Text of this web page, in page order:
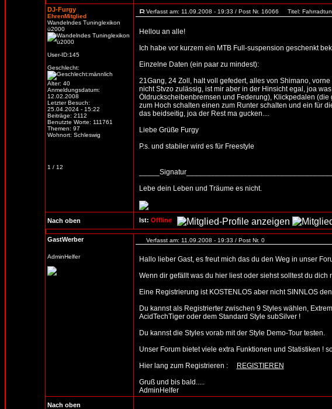
DJ-Furgy
EhrenMitglied
Wandelndes Tuninglexikon
ü2000
User-ID:145
Geschlecht:
Alter: 40
Anmeldungsdatum:
12.02.2008
Letzter Besuch:
25.04.2024 - 15:22
Beiträge: 2112
Benutzte Worte: 111761
Themen: 97
Wohnort: Schleswig
1 / 12
Verfasst am: 11.09.2008 - 19:33 / Post Nr. 16066 Titel:
Hellou an alle!
Ich habe vor kurzem ein MTB Full-suspension geschenkt
Einzelne Daten (ein paar zu mindest):
21Gang, 24 Zoll, halt voll gefedert, alles von Shimano,
nicht Stvzo zulässig, ist mir aber in der Hinsicht egal, joa
Öldruckscheibenbremsen und Federung), Klickpedalen
zum Hoch schalten einen zum Runter schalten und ein für
das beidseitig, joa der Rest ma gucken....
Liebe Grüße Furgy
P.s. und stabiler wird es für Freestyle
Lebe dein Leben und Träume es nicht.
Nach oben Ist: Offline
GastWerber
AdminHelfer
Verfasst am: 11.09.2008 - 19:33 / Post Nr. 0
Hallo lieber Gast, es freut mich das du den Weg in unser
Wenn dir gefällt was du hier liest oder siehst solltest du
Eine Registrierung ist KOSTENLOS aber nicht SINNLOS
Du kannst als Registrierter zwischen 9 Styles wählen,
AcidTechTiger oder dem Standard Style subSilver !
Du kannst die Styles vorab mit der Style Demo-Tour
Unser Forum bietet viele extra Funktionen und Statistiken !
Hier lang zum Registrieren :
REGISTIEREN
Gruß und bis bald.....
AdminHelfer
Nach oben